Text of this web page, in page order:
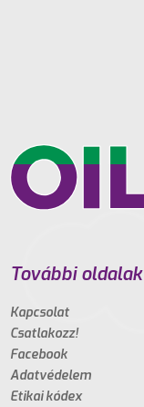
További oldalak
Kapcsolat
Csatlakozz!
Facebook
Adatvédelem
Etikai kódex